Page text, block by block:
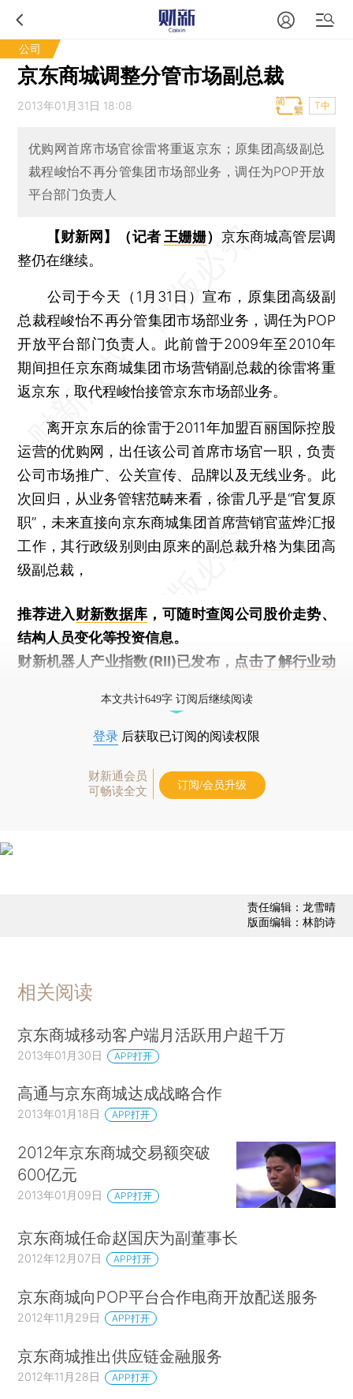
公司
京东商城调整分管市场副总裁
2013年01月31日 18:08 T中
优购网首席市场官徐雷将重返京东；原集团高级副总
裁程峻怡不再分管集团市场部业务，调任为POP开放
平台部门负责人
【财新网】（记者 王姗姗） 京东商城高管层调
整仍在继续。
公司于今天（1月31日）宣布，原集团高级副
总裁程峻怡不再分管集团市场部业务，调任为POP
开放平台部门负责人。此前曾于2009年至2010年
期间担任京东商城集团市场营销副总裁的徐雷将重
返京东，取代程峻怡接管京东市场部业务。
离开京东后的徐雷于2011年加盟百丽国际控股
运营的优购网，出任该公司首席市场官一职，负责
公司市场推广、公关宣传、品牌以及无线业务。此
次回归，从业务管辖范畴来看，徐雷几乎是“官复原
职”，未来直接向京东商城集团首席营销官蓝烨汇报
工作，其行政级别则由原来的副总裁升格为集团高
级副总裁，
推荐进入财新数据库 ，可随时查阅公司股价走势、
结构人员变化等投资信息。
财新机器人产业指数(RII)已发布， 点击了解行业动
本文共计649字 订阅后继续阅读
登录 后获取已订阅的阅读权限
财新通会员
可畅读全文
订阅/会员升级
责任编辑：龙雪晴
版面编辑：林韵诗
相关阅读
京东商城移动客户端月活跃用户超千万
2013年01月30日 APP打开
高通与京东商城达成战略合作
2013年01月18日 APP打开
2012年京东商城交易额突破
600亿元
2013年01月09日 APP打开
京东商城任命赵国庆为副董事长
2012年12月07日 APP打开
京东商城向POP平台合作电商开放配送服务
2012年11月29日 APP打开
京东商城推出供应链金融服务
2012年11月28日 APP打开